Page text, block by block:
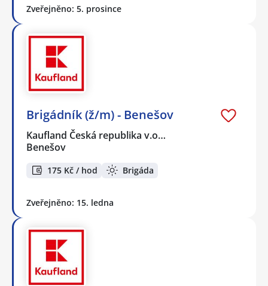
Zveřejněno: 5. prosince
Brigádník (ž/m) - Benešov
Kaufland Česká republika v.o…
Benešov
175 Kč / hod Brigáda
Zveřejněno: 15. ledna